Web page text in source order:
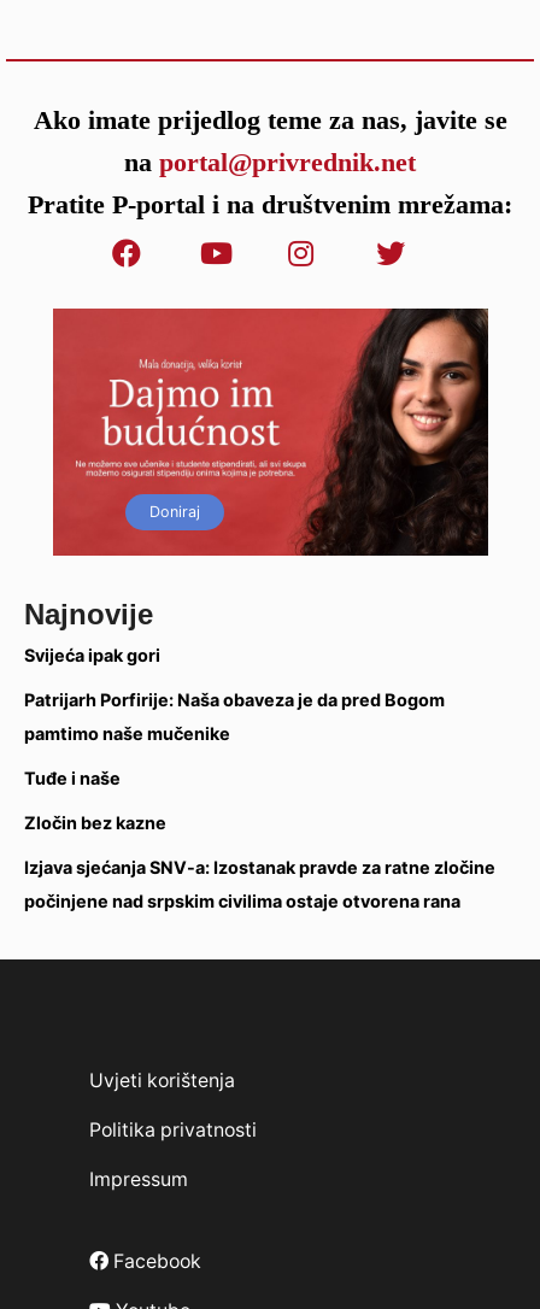
Ako imate prijedlog teme za nas, javite se
na portal@privrednik.net
Pratite P-portal i na društvenim mrežama:
Doniraj
Najnovije
Svijeća ipak gori
Patrijarh Porfirije: Naša obaveza je da pred Bogom
pamtimo naše mučenike
Tuđe i naše
Zločin bez kazne
Izjava sjećanja SNV-a: Izostanak pravde za ratne zločine
počinjene nad srpskim civilima ostaje otvorena rana
Uvjeti korištenja
Politika privatnosti
Impressum
Facebook